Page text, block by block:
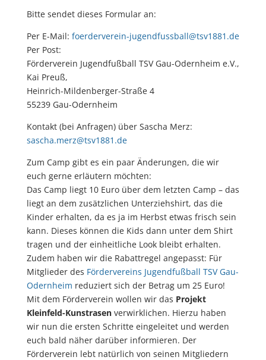
Bitte sendet dieses Formular an:
Per E-Mail: foerderverein-jugendfussball@tsv1881.de
Per Post:
Förderverein Jugendfußball TSV Gau-Odernheim e.V.,
Kai Preuß,
Heinrich-Mildenberger-Straße 4
55239 Gau-Odernheim
Kontakt (bei Anfragen) über Sascha Merz:
sascha.merz@tsv1881.de
Zum Camp gibt es ein paar Änderungen, die wir
euch gerne erläutern möchten:
Das Camp liegt 10 Euro über dem letzten Camp – das
liegt an dem zusätzlichen Unterziehshirt, das die
Kinder erhalten, da es ja im Herbst etwas frisch sein
kann. Dieses können die Kids dann unter dem Shirt
tragen und der einheitliche Look bleibt erhalten.
Zudem haben wir die Rabattregel angepasst: Für
Mitglieder des Fördervereins Jugendfußball TSV Gau-
Odernheim reduziert sich der Betrag um 25 Euro!
Mit dem Förderverein wollen wir das Projekt
Kleinfeld-Kunstrasenverwirklichen. Hierzu haben
wir nun die ersten Schritte eingeleitet und werden
euch bald näher darüber informieren. Der
Förderverein lebt natürlich von seinen Mitgliedern